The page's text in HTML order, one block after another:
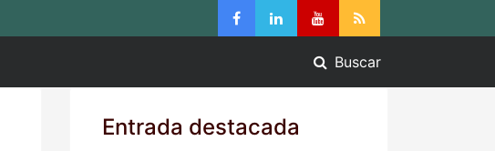
Buscar
Entrada destacada